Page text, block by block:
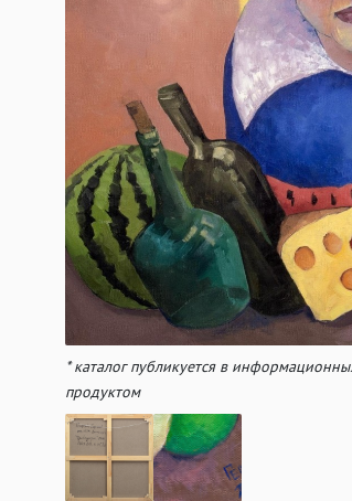
* каталог публикуется в
продуктом